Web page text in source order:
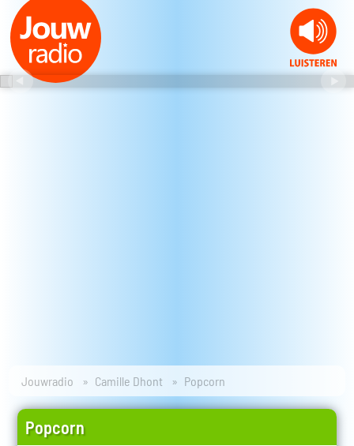
Jouwradio Camille Dhont Popcorn
Popcorn